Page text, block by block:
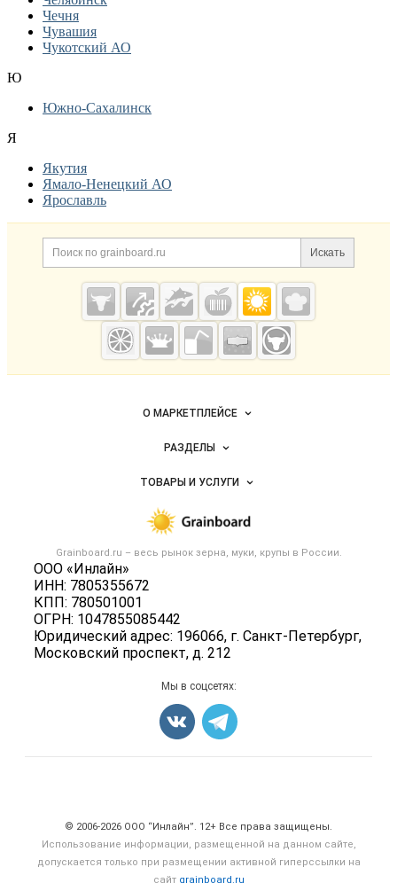
Чечня
Чувашия
Чукотский АО
Ю
Южно-Сахалинск
Я
Якутия
Ямало-Ненецкий АО
Ярославль
Дополнительная информация
Поиск по сайту и
Искать
Cсылки на полезные проекты
Grainboard.ru
— зерно и
мука
Важные разделы и контакты
Grainboard.ru – весь рынок зерна, муки, крупы в России.
ООО «Инлайн»
ИНН: 7805355672
КПП: 780501001
ОГРН: 1047855085442
Юридический адрес: 196066, г. Санкт-Петербург,
Московский проспект, д. 212
Навигация по сайтуО МАРКЕТПЛЕЙСЕ
Новости Grainboard.ru
Размещение рекламы
Публичная оферта
Контактная информация
Политика обработки персональных данных
РАЗДЕЛЫ
Объявления
Новости рынка
ТОВАРЫ И УСЛУГИ
Мука
Оборудование
Прочее
Карта объявлений
Мы в соцсетях:
© 2006‑2026 ООО “Инлайн”. 12+ Все права защищены.
Использование информации, размещенной на данном сайте,
допускается только при размещении активной гиперссылки на
сайт grainboard.ru